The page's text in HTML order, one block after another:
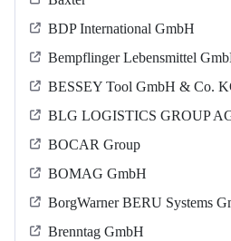
BDP International GmbH
Bempflinger Lebensmittel
BESSEY Tool GmbH & Co.
BLG LOGISTICS GROUP
BOCAR Group
BOMAG GmbH
BorgWarner BERU Systems
Brenntag GmbH